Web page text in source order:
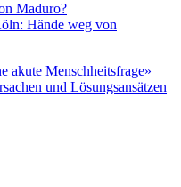
Maduro?
Hände weg von